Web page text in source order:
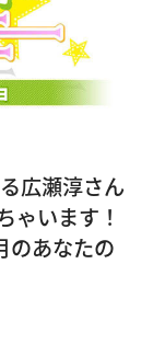
広瀬淳さん
ゃいます！
のあなたの